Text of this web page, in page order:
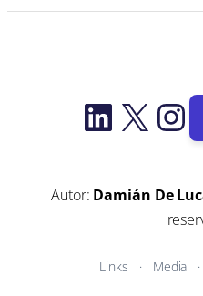
LinkedIn
X
Autor: Damián De
Links Media